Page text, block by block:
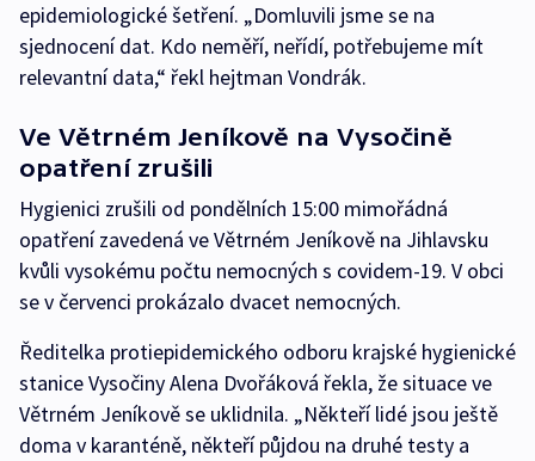
epidemiologické šetření. „Domluvili jsme se na
sjednocení dat. Kdo neměří, neřídí, potřebujeme mít
relevantní data,“ řekl hejtman Vondrák.
Ve Větrném Jeníkově na Vysočině
opatření zrušili
Hygienici zrušili od pondělních 15:00 mimořádná
opatření zavedená ve Větrném Jeníkově na Jihlavsku
kvůli vysokému počtu nemocných s covidem-19. V obci
se v červenci prokázalo dvacet nemocných.
Ředitelka protiepidemického odboru krajské hygienické
stanice Vysočiny Alena Dvořáková řekla, že situace ve
Větrném Jeníkově se uklidnila. „Někteří lidé jsou ještě
doma v karanténě, někteří půjdou na druhé testy a